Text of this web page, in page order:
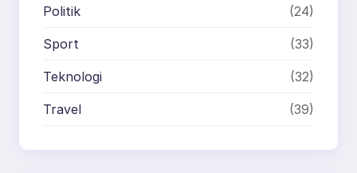
Politik (24)
Sport (33)
Teknologi (32)
Travel (39)